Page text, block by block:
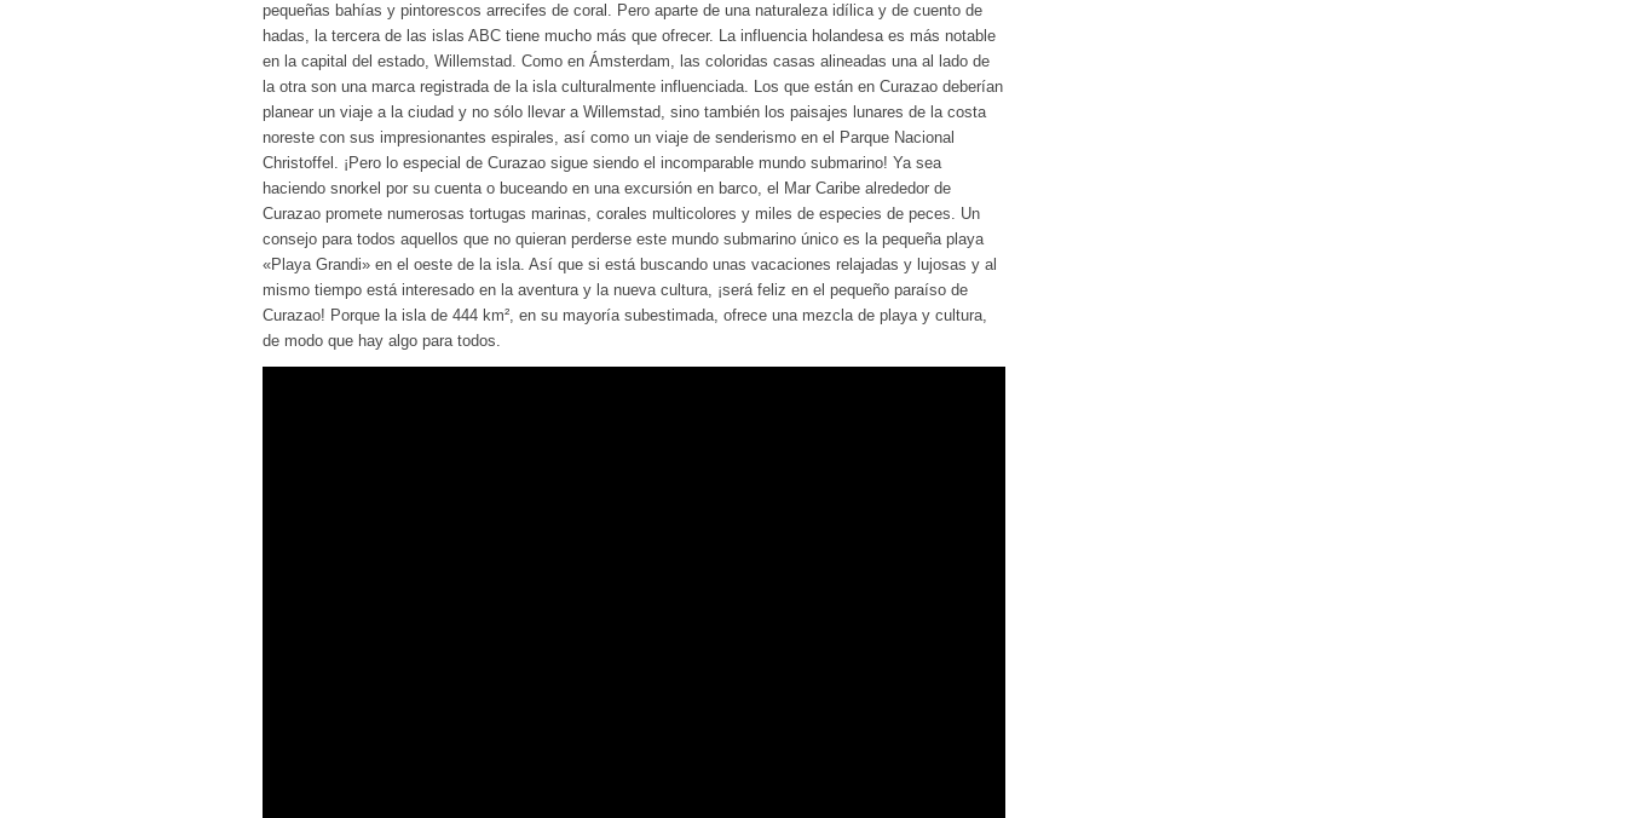
pequeñas bahías y pintorescos arrecifes de coral. Pero aparte de una naturaleza idílica y de cuento de
hadas, la tercera de las islas ABC tiene mucho más que ofrecer. La influencia holandesa es más notable
en la capital del estado, Willemstad. Como en Ámsterdam, las coloridas casas alineadas una al lado de
la otra son una marca registrada de la isla culturalmente influenciada. Los que están en Curazao deberían
planear un viaje a la ciudad y no sólo llevar a Willemstad, sino también los paisajes lunares de la costa
noreste con sus impresionantes espirales, así como un viaje de senderismo en el Parque Nacional
Christoffel. ¡Pero lo especial de Curazao sigue siendo el incomparable mundo submarino! Ya sea
haciendo snorkel por su cuenta o buceando en una excursión en barco, el Mar Caribe alrededor de
Curazao promete numerosas tortugas marinas, corales multicolores y miles de especies de peces. Un
consejo para todos aquellos que no quieran perderse este mundo submarino único es la pequeña playa
«Playa Grandi» en el oeste de la isla. Así que si está buscando unas vacaciones relajadas y lujosas y al
mismo tiempo está interesado en la aventura y la nueva cultura, ¡será feliz en el pequeño paraíso de
Curazao! Porque la isla de 444 km², en su mayoría subestimada, ofrece una mezcla de playa y cultura,
de modo que hay algo para todos.